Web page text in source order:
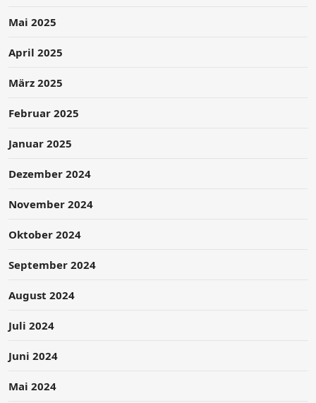
Mai 2025
April 2025
März 2025
Februar 2025
Januar 2025
Dezember 2024
November 2024
Oktober 2024
September 2024
August 2024
Juli 2024
Juni 2024
Mai 2024